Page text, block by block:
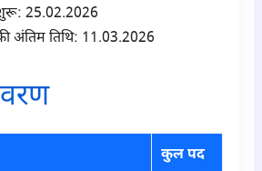
25.02.2026
अंतिम तिथि: 11.03.2026
कुल पद